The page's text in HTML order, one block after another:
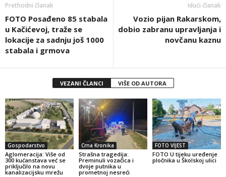
Prethodni članak
FOTO Posađeno 85 stabala
u Kačićevoj, traže se
lokacije za sadnju još 1000
stabala i grmova
Idući članak
Vozio pijan Rakarskom,
dobio zabranu upravljanja i
novčanu kaznu
VEZANI ČLANCI VIŠE OD AUTORA
Gospodarstvo
Aglomeracija: Više od
300 kućanstava već se
priključilo na novu
kanalizacijsku mrežu
Crna Kronika
Strašna tragedija:
Preminuli vozačica i
dvoje putnika u
prometnoj nesreći
FOTO VIJEST
FOTO U tijeku uređenje
pločnika u Školskoj ulici